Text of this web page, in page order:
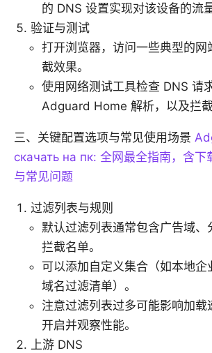
的 DNS 设置实现对该设备的流
验证与测试
打开浏览器，访问一些典型的网
截效果。
使用网络测试工具检查 DNS 请
Adguard Home 解析，以及拦截
三、关键配置选项与常见使用场景
скачать на пк: 全网最全指南，含下
与常见问题
过滤列表与规则
默认过滤列表通常包含广告域、
拦截名单。
可以添加自定义集合（如本地企
域名过滤清单）。
注意过滤列表过多可能影响加载
开启并观察性能。
上游 DNS